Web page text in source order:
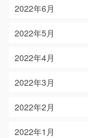
2022年6月
2022年5月
2022年4月
2022年3月
2022年2月
2022年1月